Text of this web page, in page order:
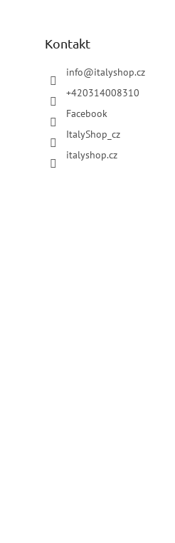
Kontakt
info@italyshop.cz
+420314008310
Facebook
ItalyShop_cz
italyshop.cz